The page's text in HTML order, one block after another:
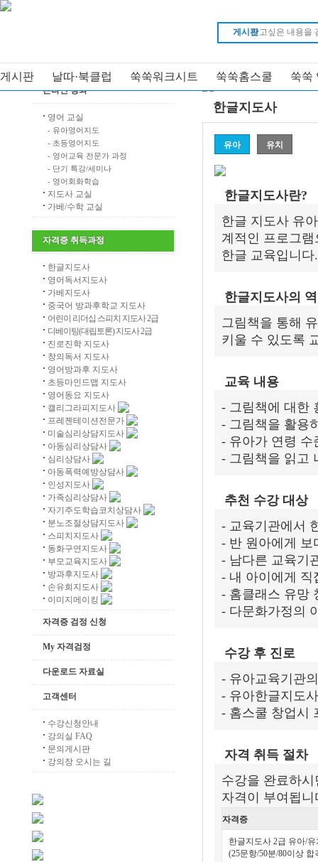
게시판
게시판 날따·북클럽 쑥쑥워크시트 쑥쑥홈스쿨 쑥쑥
My 강의실
온라인 강좌
영어 교실
- 유아영어지도
- 초등영어지도
- 영어교육 전문가 과정
- 단기 특강/세미나
- 영어회화학습
지도사 교실
가베/수학 교실
자격증 취득과정
한글지도사
영어독서지도사
가베지도사
중국어 방과후학교 지도사
어린이 리더십 스피치 지도사 2급
디베이팅(대립토론) 지도사 2급
진로진학 지도사
창의독서 지도사
영어방과후 지도사
초등마인드맵 지도사
영어동요 지도사
캘리그라피지도사
프레젠테이션전문가
미술심리상담지도사
아동심리상담사
심리상담사
아동폭력예방상담사
인성지도사
가족심리상담사
자기주도학습코치상담사
분노조절상담지도사
스피치지도사
동화구연지도사
부모교육지도사
방과후지도사
손유희지도사
이미지메이킹
자격증 검정 신청
My 자격검정
다운로드 자료실
고객센터
수강신청안내
강의실 FAQ
문의게시판
강의장 오시는 길
강좌명 강사명
한글지도사
유아 유치
한글지도사란?
한글 지도사 유
계적인 프로그
한글 교육입니다.
한글지도사의
그림책을 통해
키울 수 있도록
교육 내용
- 그림책에 대한
- 그림책을 활용
- 유아가 연령 수
- 그림책을 읽고
추천 수강 대상
- 교육기관에서
- 반 원아에게 보
- 남다른 교육기
- 내 아이에게 직
- 홈클래스 유망
- 다문화가정의
수강 후 진로
- 유아교육기관
- 유아한글지도
- 홈스쿨 창업시
자격 취득 절차
수강을 완료하
자격이 부여됩니
자격증
한글지도사 2급 유아/유
(25문항/50분/80이상 합